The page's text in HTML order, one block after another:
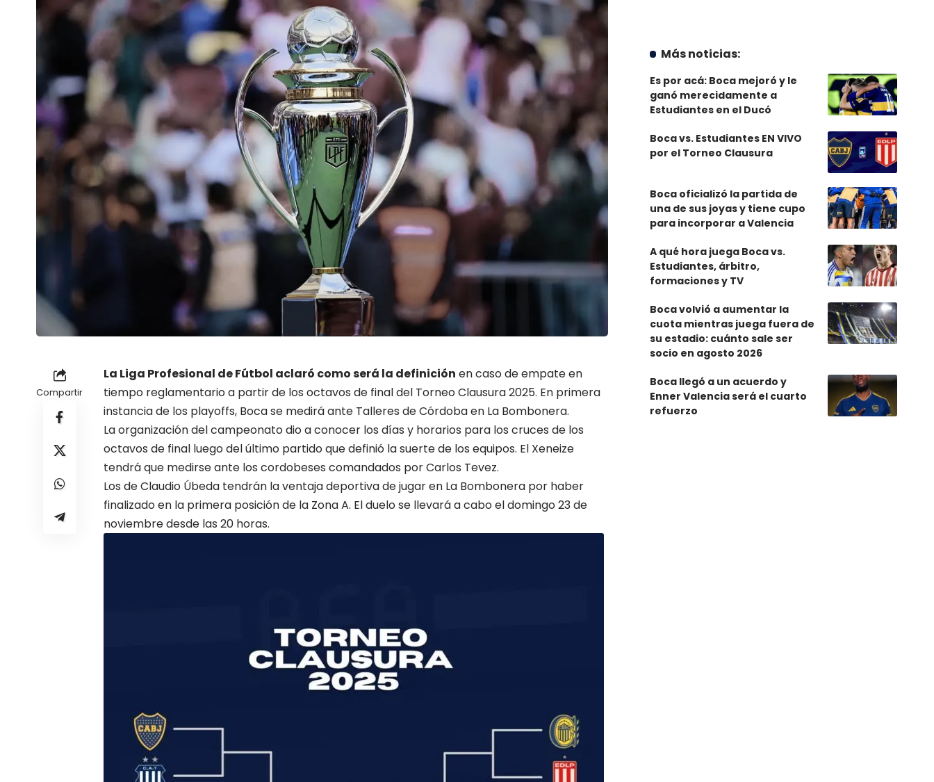
Compartir
La Liga Profesional de Fútbol aclaró como será la definición en caso de empate en
tiempo reglamentario a partir de los octavos de final del Torneo Clausura 2025. En primera
instancia de los playoffs, Bocase medirá ante Talleres de Córdoba en La Bombonera.
La organización delcampeonatodio a conocer los días y horarios para los cruces de los
octavos de final luego del último partido que definió la suerte de los equipos. El Xeneize
tendrá que medirse ante los cordobeses comandados por Carlos Tevez.
Los de Claudio Úbeda tendrán la ventaja deportiva de jugar en La Bombonera por haber
finalizado en la primera posición de la Zona A. El duelo se llevará a cabo el domingo 23 de
noviembre desde las 20 horas.
Más noticias:
Es por acá: Boca mejoró y le
ganó merecidamente a
Estudiantes en el Ducó
Boca vs. Estudiantes EN VIVO
por el Torneo Clausura
Boca oficializó la partida de
una de sus joyas y tiene cupo
para incorporar a Valencia
A qué hora juega Boca vs.
Estudiantes, árbitro,
formaciones y TV
Boca volvió a aumentar la
cuota mientras juega fuera de
su estadio: cuánto sale ser
socio en agosto 2026
Boca llegó a un acuerdo y
Enner Valencia será el cuarto
refuerzo